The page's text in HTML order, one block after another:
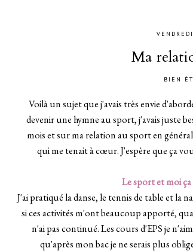
Ma
BIEN
Voilà un sujet que j'avais très envie
devenir une hymne au sport, j'avais juste
mois et sur ma relation au sport en
qui me tenait à cœur. J'espère que ça
Le sport et moi
J'ai pratiqué la danse, le tennis de table et la
si ces activités m'ont beaucoup apporté,
n'ai pas continué. Les cours d'EPS je
qu'après mon bac je ne serais plus